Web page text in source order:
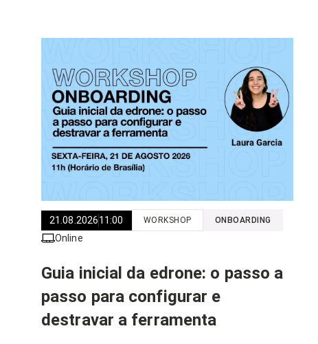
21.08.202611:00 WORKSHOP ONBOARDING
Online
Guia inicial da edrone: o passo a
passo para configurar e
destravar a ferramenta